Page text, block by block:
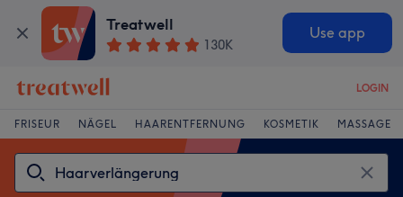
Treatwell
130K
Use app
LOGIN
FRISEUR NÄGEL HAARENTFERNUNG KOSMETIK MASSAGE